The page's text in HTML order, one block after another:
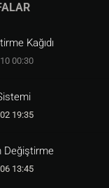
Kağıdı
00:30
19:35
Değiştirme
13:45